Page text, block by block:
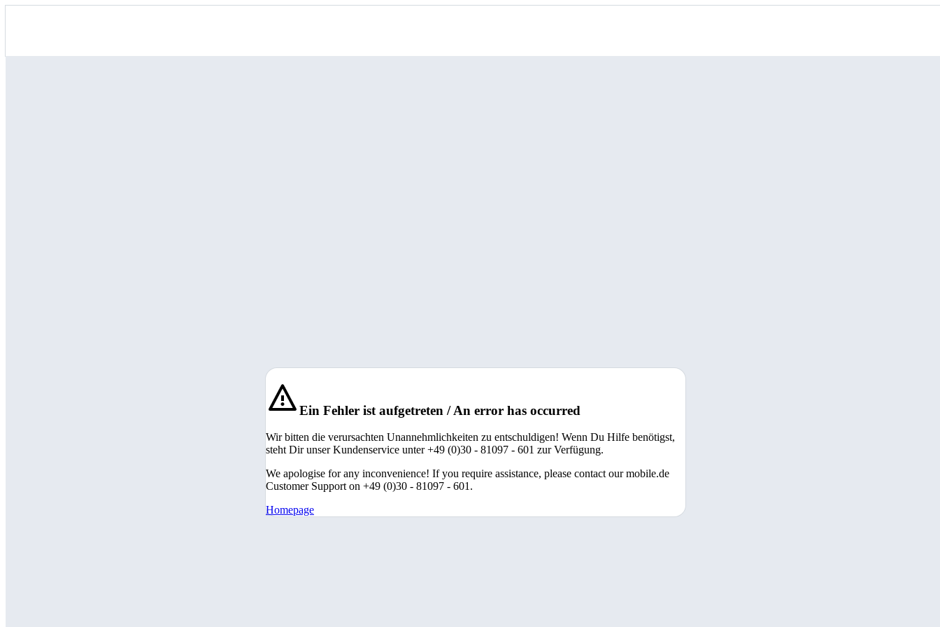
Ein Fehler ist aufgetreten / An error has occurred
Wir bitten die verursachten Unannehmlichkeiten zu entschuldigen! Wenn Du Hilfe benötigst,
steht Dir unser Kundenservice unter +49 (0)30 - 81097 - 601 zur Verfügung.
We apologise for any inconvenience! If you require assistance, please contact our mobile.de
Customer Support on +49 (0)30 - 81097 - 601.
Homepage